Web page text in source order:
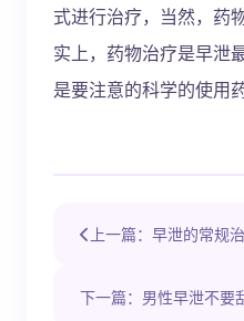
式进行治疗，当然，药
实上，药物治疗是早泄
是要注意的科学的使用
上一篇：早泄的常规
下一篇：男性早泄不要